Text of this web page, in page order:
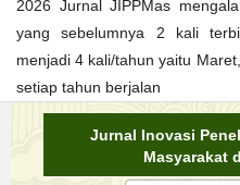
2026 Jurnal JIPPMas
yang sebelumnya 2 kali
menjadi 4 kali/tahun yaitu
setiap tahun berjalan
Jurnal Inovasi
Masyarakat